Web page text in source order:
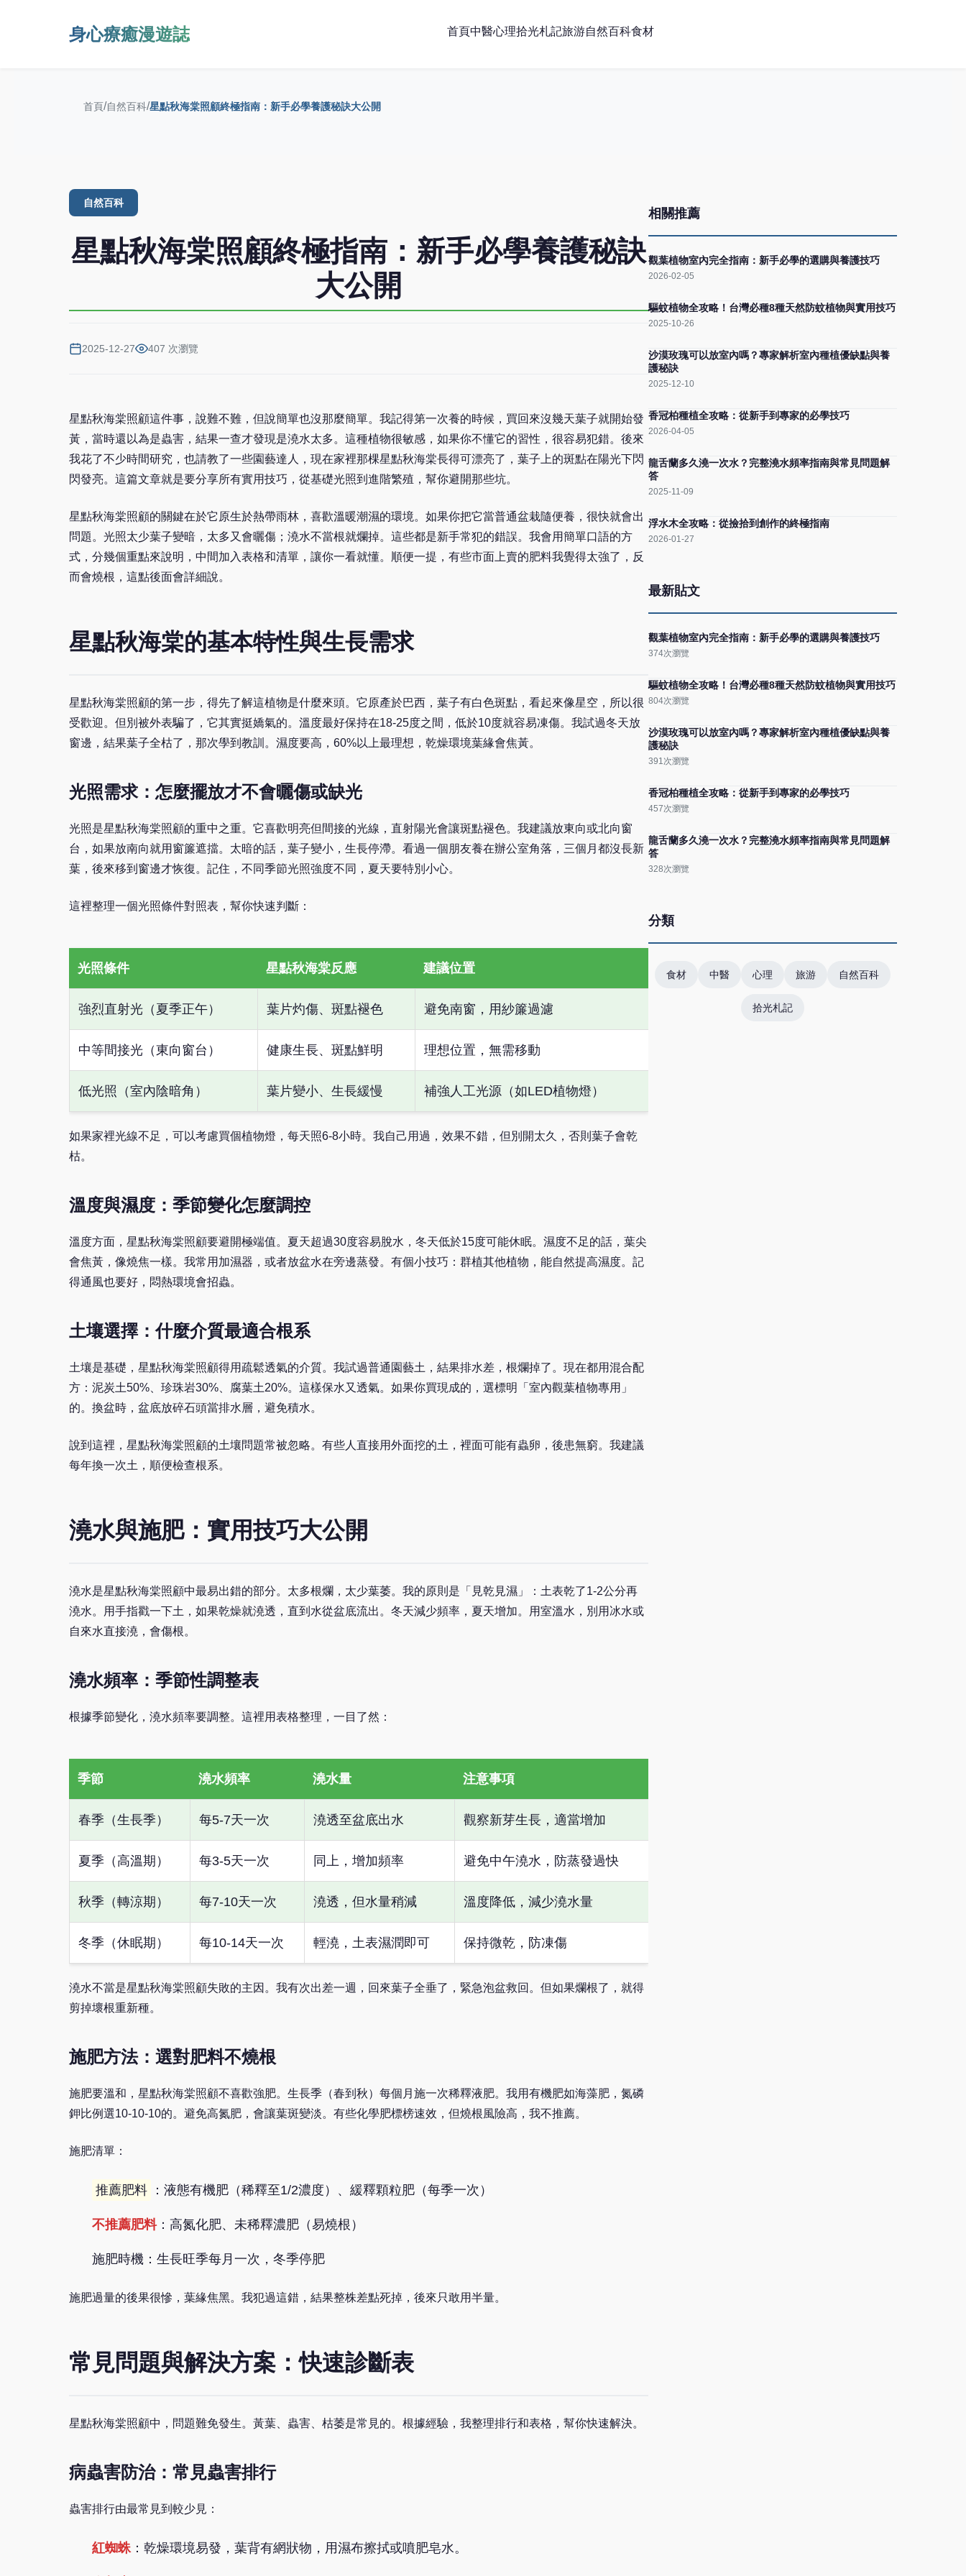
身心療癒漫遊誌 首頁中醫心理拾光札記旅游自然百科食材
首頁/自然百科/星點秋海棠照顧終極指南：新手必學養護秘訣大公開
自然百科
星點秋海棠照顧終極指南：新手必學養護秘訣
大公開
2025-12-27 407 次瀏覽
星點秋海棠照顧這件事，說難不難，但說簡單也沒那麼簡單。我記得第一次養的時候，買回來沒幾天葉子就開始發
黃，當時還以為是蟲害，結果一查才發現是澆水太多。這種植物很敏感，如果你不懂它的習性，很容易犯錯。後來
我花了不少時間研究，也請教了一些園藝達人，現在家裡那棵星點秋海棠長得可漂亮了，葉子上的斑點在陽光下閃
閃發亮。這篇文章就是要分享所有實用技巧，從基礎光照到進階繁殖，幫你避開那些坑。
星點秋海棠照顧的關鍵在於它原生於熱帶雨林，喜歡溫暖潮濕的環境。如果你把它當普通盆栽隨便養，很快就會出
問題。光照太少葉子變暗，太多又會曬傷；澆水不當根就爛掉。這些都是新手常犯的錯誤。我會用簡單口語的方
式，分幾個重點來說明，中間加入表格和清單，讓你一看就懂。順便一提，有些市面上賣的肥料我覺得太強了，反
而會燒根，這點後面會詳細說。
星點秋海棠的基本特性與生長需求
星點秋海棠照顧的第一步，得先了解這植物是什麼來頭。它原產於巴西，葉子有白色斑點，看起來像星空，所以很
受歡迎。但別被外表騙了，它其實挺嬌氣的。溫度最好保持在18-25度之間，低於10度就容易凍傷。我試過冬天放
窗邊，結果葉子全枯了，那次學到教訓。濕度要高，60%以上最理想，乾燥環境葉緣會焦黃。
光照需求：怎麼擺放才不會曬傷或缺光
光照是星點秋海棠照顧的重中之重。它喜歡明亮但間接的光線，直射陽光會讓斑點褪色。我建議放東向或北向窗
台，如果放南向就用窗簾遮擋。太暗的話，葉子變小，生長停滯。看過一個朋友養在辦公室角落，三個月都沒長新
葉，後來移到窗邊才恢復。記住，不同季節光照強度不同，夏天要特別小心。
這裡整理一個光照條件對照表，幫你快速判斷：
光照條件 星點秋海棠反應 建議位置
強烈直射光（夏季正午） 葉片灼傷、斑點褪色 避免南窗，用紗簾過濾
中等間接光（東向窗台） 健康生長、斑點鮮明 理想位置，無需移動
低光照（室內陰暗角） 葉片變小、生長緩慢 補強人工光源（如LED植物燈）
如果家裡光線不足，可以考慮買個植物燈，每天照6-8小時。我自己用過，效果不錯，但別開太久，否則葉子會乾
枯。
溫度與濕度：季節變化怎麼調控
溫度方面，星點秋海棠照顧要避開極端值。夏天超過30度容易脫水，冬天低於15度可能休眠。濕度不足的話，葉尖
會焦黃，像燒焦一樣。我常用加濕器，或者放盆水在旁邊蒸發。有個小技巧：群植其他植物，能自然提高濕度。記
得通風也要好，悶熱環境會招蟲。
土壤選擇：什麼介質最適合根系
土壤是基礎，星點秋海棠照顧得用疏鬆透氣的介質。我試過普通園藝土，結果排水差，根爛掉了。現在都用混合配
方：泥炭土50%、珍珠岩30%、腐葉土20%。這樣保水又透氣。如果你買現成的，選標明「室內觀葉植物專用」
的。換盆時，盆底放碎石頭當排水層，避免積水。
說到這裡，星點秋海棠照顧的土壤問題常被忽略。有些人直接用外面挖的土，裡面可能有蟲卵，後患無窮。我建議
每年換一次土，順便檢查根系。
澆水與施肥：實用技巧大公開
澆水是星點秋海棠照顧中最易出錯的部分。太多根爛，太少葉萎。我的原則是「見乾見濕」：土表乾了1-2公分再
澆水。用手指戳一下土，如果乾燥就澆透，直到水從盆底流出。冬天減少頻率，夏天增加。用室溫水，別用冰水或
自來水直接澆，會傷根。
澆水頻率：季節性調整表
根據季節變化，澆水頻率要調整。這裡用表格整理，一目了然：
季節 澆水頻率 澆水量 注意事項
春季（生長季） 每5-7天一次 澆透至盆底出水 觀察新芽生長，適當增加
夏季（高溫期） 每3-5天一次 同上，增加頻率 避免中午澆水，防蒸發過快
秋季（轉涼期） 每7-10天一次 澆透，但水量稍減 溫度降低，減少澆水量
冬季（休眠期） 每10-14天一次 輕澆，土表濕潤即可 保持微乾，防凍傷
澆水不當是星點秋海棠照顧失敗的主因。我有次出差一週，回來葉子全垂了，緊急泡盆救回。但如果爛根了，就得
剪掉壞根重新種。
施肥方法：選對肥料不燒根
施肥要溫和，星點秋海棠照顧不喜歡強肥。生長季（春到秋）每個月施一次稀釋液肥。我用有機肥如海藻肥，氮磷
鉀比例選10-10-10的。避免高氮肥，會讓葉斑變淡。有些化學肥標榜速效，但燒根風險高，我不推薦。
施肥清單：
推薦肥料 ：液態有機肥（稀釋至1/2濃度）、緩釋顆粒肥（每季一次）
不推薦肥料：高氮化肥、未稀釋濃肥（易燒根）
施肥時機：生長旺季每月一次，冬季停肥
施肥過量的後果很慘，葉緣焦黑。我犯過這錯，結果整株差點死掉，後來只敢用半量。
常見問題與解決方案：快速診斷表
星點秋海棠照顧中，問題難免發生。黃葉、蟲害、枯萎是常見的。根據經驗，我整理排行和表格，幫你快速解決。
病蟲害防治：常見蟲害排行
蟲害排行由最常見到較少見：
紅蜘蛛：乾燥環境易發，葉背有網狀物，用濕布擦拭或噴肥皂水。
相關推薦
觀葉植物室內完全指南：新手必學的選購與養護技巧
2026-02-05
驅蚊植物全攻略！台灣必種8種天然防蚊植物與實用技巧
2025-10-26
沙漠玫瑰可以放室內嗎？專家解析室內種植優缺點與養
護秘訣
2025-12-10
香冠柏種植全攻略：從新手到專家的必學技巧
2026-04-05
龍舌蘭多久澆一次水？完整澆水頻率指南與常見問題解
答
2025-11-09
浮水木全攻略：從撿拾到創作的終極指南
2026-01-27
最新貼文
觀葉植物室內完全指南：新手必學的選購與養護技巧
374次瀏覽
驅蚊植物全攻略！台灣必種8種天然防蚊植物與實用技巧
804次瀏覽
沙漠玫瑰可以放室內嗎？專家解析室內種植優缺點與養
護秘訣
391次瀏覽
香冠柏種植全攻略：從新手到專家的必學技巧
457次瀏覽
龍舌蘭多久澆一次水？完整澆水頻率指南與常見問題解
答
328次瀏覽
分類
食材 中醫 心理 旅游 自然百科
拾光札記